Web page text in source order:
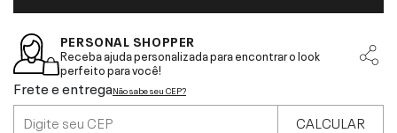
PERSONAL SHOPPER
Receba ajuda personalizada para encontrar o look
perfeito para você!
Frete e entregaNão sabe seu CEP?
CALCULAR